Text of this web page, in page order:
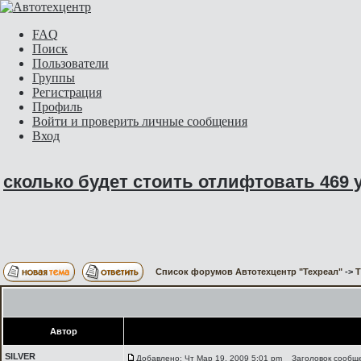
FAQ
Поиск
Пользователи
Группы
Регистрация
Профиль
Войти и проверить личные сообщения
Вход
сколько будет стоить отлифтовать 469
Список форумов Автотехцентр "Техреал" ->
Автор
SILVER Добавлено: Чт Мар 19, 2009 5:01 pm Заголовок